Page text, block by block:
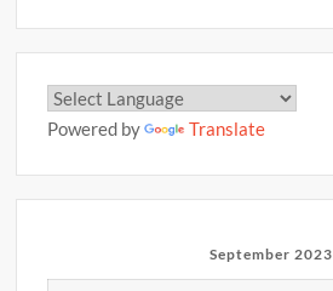
Powered by Translate
September 2023